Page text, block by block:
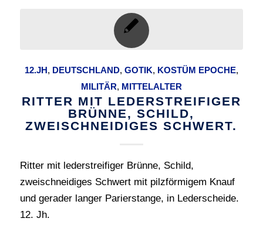
12.JH, DEUTSCHLAND, GOTIK, KOSTÜM EPOCHE,
MILITÄR, MITTELALTER
RITTER MIT LEDERSTREIFIGER
BRÜNNE, SCHILD,
ZWEISCHNEIDIGES SCHWERT.
Ritter mit lederstreifiger Brünne, Schild,
zweischneidiges Schwert mit pilzförmigem Knauf
und gerader langer Parierstange, in Lederscheide.
12. Jh.